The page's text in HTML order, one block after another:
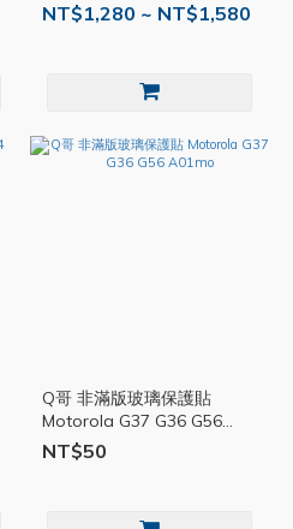
NT$1,280 ~ NT$1,580
Q哥 非滿版玻璃保護貼
Motorola G37 G36 G56
A01mo
NT$50